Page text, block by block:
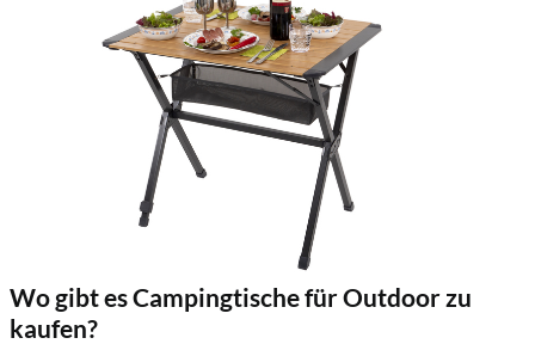
Wo gibt es Campingtische für Outdoor zu
kaufen?